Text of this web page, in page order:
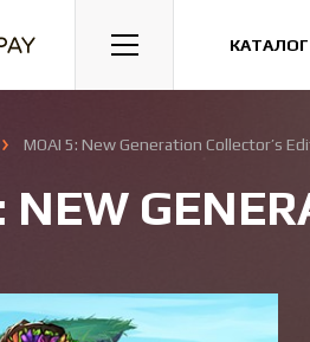
Гонки Казуальные
MOAI 5: New Generation Collector’s
NEW